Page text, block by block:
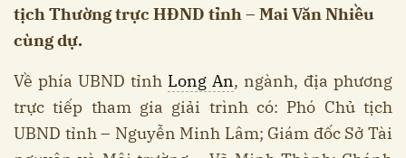
tịch Thường trực HĐND tỉnh – Mai Văn Nhiều
cùng dự.
Về phía UBND tỉnh Long An, ngành, địa phương
trực tiếp tham gia giải trình có: Phó Chủ tịch
UBND tỉnh – Nguyễn Minh Lâm; Giám đốc Sở Tài